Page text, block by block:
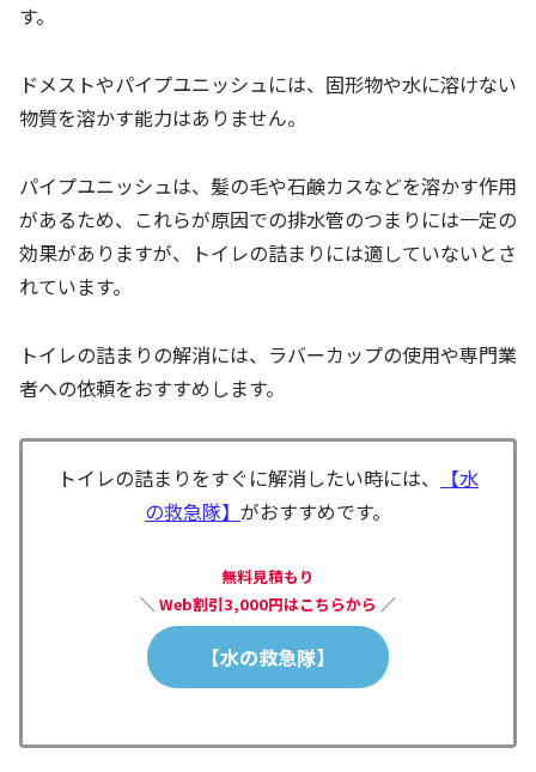
す。
ドメストやパイプユニッシュには、固形物や水に溶けない
物質を溶かす能力はありません。
パイプユニッシュは、髪の毛や石鹸カスなどを溶かす作用
があるため、これらが原因での排水管のつまりには一定の
効果がありますが、トイレの詰まりには適していないとさ
れています。
トイレの詰まりの解消には、ラバーカップの使用や専門業
者への依頼をおすすめします。
トイレの詰まりをすぐに解消したい時には、
【水
の救急隊】 がおすすめです。
無料見積もり
＼ Web割引3,000円はこちらから ／
【水の救急隊】